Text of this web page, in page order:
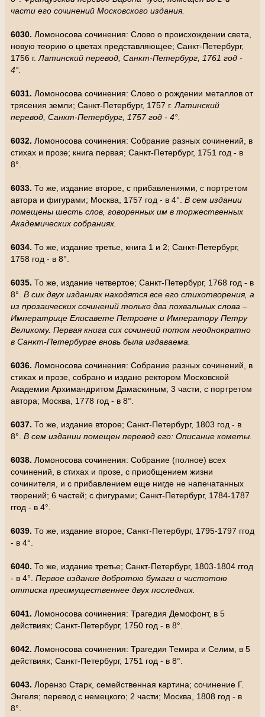
части его сочинений Московского издания.
6030. Ломоносова сочинения: Слово о происхождении света,
новую теорию о цветах представляющее; Санкт-Петербург,
1756 г. Латинский перевод, Санкт-Петербург, 1761 год -
4°.
6031. Ломоносова сочинения: Слово о рождении металлов от
трясения земли; Санкт-Петербург, 1757 г. Латинский
перевод, Санкт-Петербург, 1757 год - 4°.
6032. Ломоносова сочинения: Собрание разных сочинений, в
стихах и прозе; книга первая; Санкт-Петербург, 1751 год - в
8°.
6033. То же, издание второе, с прибавлениями, с портретом
автора и фигурами; Москва, 1757 год - в 4°. В сем издании
помещены шесть слов, говоренных им в торжественных
Академических собраниях.
6034. То же, издание третье, книга 1 и 2; Санкт-Петербург,
1758 год - в 8°.
6035. То же, издание четвертое; Санкт-Петербург, 1768 год - в
8°. В сих двух изданиях находятся все его стихотворения, а
из прозаических сочинений только два похвальных слова –
Императрице Елисавете Петровне и Императору Петру
Великому. Первая книга сих сочинеий потом неоднократно
в Санкт-Петербурге вновь была издаваема.
6036. Ломоносова сочинения: Собрание разных сочинений, в
стихах и прозе, собрано и издано ректором Московской
Академии Архимандритом Дамаскиным; 3 части, с портретом
автора; Москва, 1778 год - в 8°.
6037. То же, издание второе; Санкт-Петербург, 1803 год - в
8°. В сем издании помещен перевод его: Описание кометы.
6038. Ломоносова сочинения: Собрание (полное) всех
сочинений, в стихах и прозе, с приобщением жизни
сочинителя, и с прибавлением еще нигде не напечатанных
творений; 6 частей; с фигурами; Санкт-Петербург, 1784-1787
ггод - в 4°.
6039. То же, издание второе; Санкт-Петербург, 1795-1797 ггод
- в 4°.
6040. То же, издание третье; Санкт-Петербург, 1803-1804 ггод
- в 4°. Первое издание добротою бумаги и чистотою
оттиска преимущественнее двух последних.
6041. Ломоносова сочинения: Трагедия Демофонт, в 5
действиях; Санкт-Петербург, 1750 год - в 8°.
6042. Ломоносова сочинения: Трагедия Темира и Селим, в 5
действиях; Санкт-Петербург, 1751 год - в 8°.
6043. Лорензо Старк, семейственная картина; сочинение Г.
Энгеля; перевод с немецкого; 2 части; Москва, 1808 год - в
8°.